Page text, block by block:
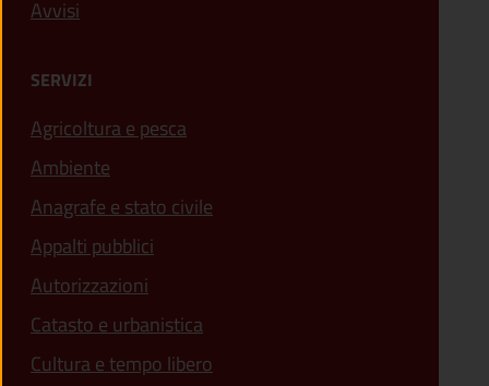
Avvisi
SERVIZI
Agricoltura e pesca
Ambiente
Anagrafe e stato civile
Appalti pubblici
Autorizzazioni
Catasto e urbanistica
Cultura e tempo libero